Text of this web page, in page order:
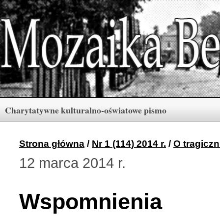
Charytatywne kulturalno-oświatowe pismo
Rubryki
Berdyczów w kronikach
Numery
1 (164) 2026 r. (10)
Menu
Strona główna / Nr 1 (114) 2014 r. / O
12 marca 2014 r.
Wspomnienia